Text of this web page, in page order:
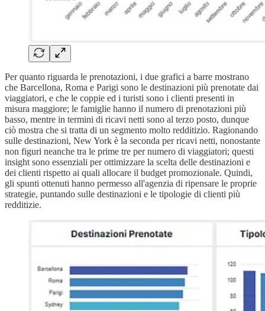
Per quanto riguarda le prenotazioni, i due grafici a barre mostrano
che Barcellona, Roma e Parigi sono le destinazioni più prenotate dai
viaggiatori, e che le coppie ed i turisti sono i clienti presenti in
misura maggiore; le famiglie hanno il numero di prenotazioni più
basso, mentre in termini di ricavi netti sono al terzo posto, dunque
ciò mostra che si tratta di un segmento molto redditizio. Ragionando
sulle destinazioni, New York è la seconda per ricavi netti, nonostante
non figuri neanche tra le prime tre per numero di viaggiatori; questi
insight sono essenziali per ottimizzare la scelta delle destinazioni e
dei clienti rispetto ai quali allocare il budget promozionale. Quindi,
gli spunti ottenuti hanno permesso all'agenzia di ripensare le proprie
strategie, puntando sulle destinazioni e le tipologie di clienti più
redditizie.